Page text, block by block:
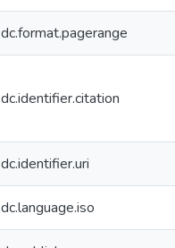
dc.format.pagerange
dc.identifier.citation
dc.identifier.uri
dc.language.iso